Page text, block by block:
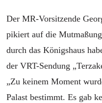
Der MR-Vorsitzende
pikiert auf die
durch das Königshaus
der VRT-Sendung
„Zu keinem Moment
Palast bestimmt. Es gab